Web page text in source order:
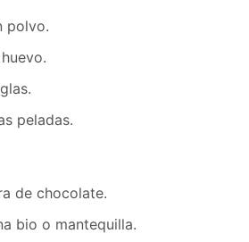
polvo.
peladas.
de chocolate.
bio o mantequilla.